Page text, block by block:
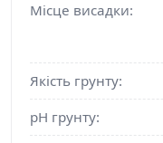
Місце висадки:
Якість грунту:
pH грунту: